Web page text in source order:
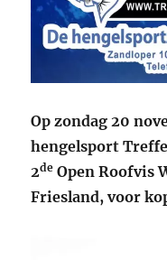
Op zondag 20
hengelsport
2de Open Roofvis
Friesland, voor